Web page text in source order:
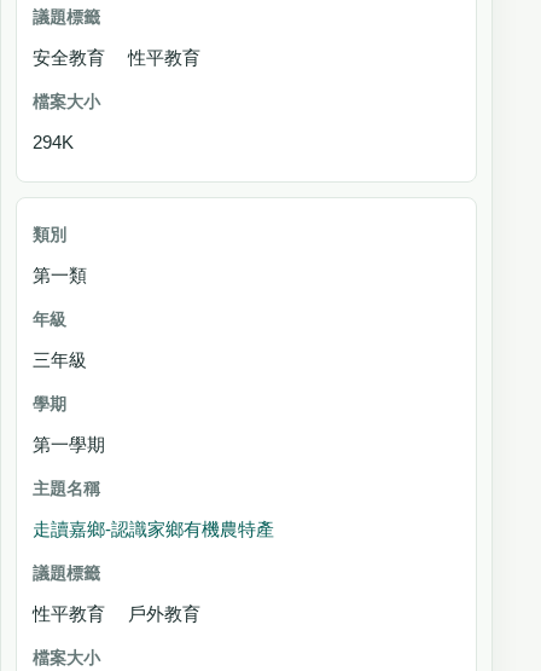
安全教育 性平教育
294K
第一類
三年級
第一學期
走讀嘉鄉-認識家鄉有機農特產
性平教育 戶外教育